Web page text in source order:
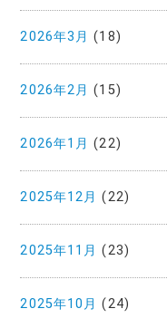
2026年3月 (18)
2026年2月 (15)
2026年1月 (22)
2025年12月 (22)
2025年11月 (23)
2025年10月 (24)